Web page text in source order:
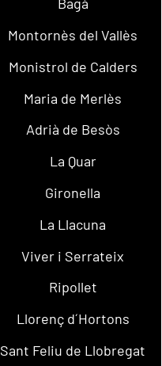
Montornès del Vallès
Monistrol de Calders
Maria de Merlès
Adrià de Besòs
La Quar
Gironella
La Llacuna
Viver i Serrateix
Ripollet
Llorenç d´Hortons
Sant Feliu de Llobregat